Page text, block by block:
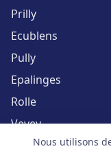
Prilly
Ecublens
Pully
Epalinges
Rolle
Vevey
Nous utilisons